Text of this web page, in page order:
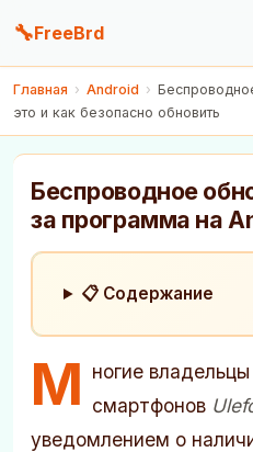
🔧FreeBrd
Главная › Android ›
это и как безопасно обновить
Беспроводное
за программа на
📋 Содержание
М ногие
смартфонов
уведомлением о